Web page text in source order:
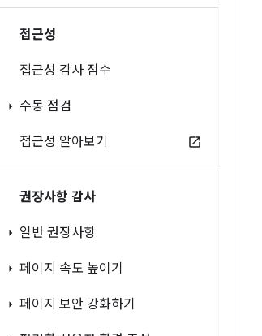
접근성
접근성 감사 점수
수동 점검
접근성 알아보기
권장사항 감사
일반 권장사항
페이지 속도 높이기
페이지 보안 강화하기